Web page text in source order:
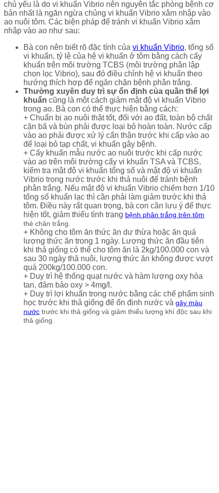
chủ yếu là do vi khuẩn Vibrio nên nguyên tắc phòng bệnh cơ
bản nhất là ngăn ngừa chủng vi khuẩn Vibrio xâm nhập vào
ao nuôi tôm. Các biện pháp để tránh vi khuẩn Vibrio xâm
nhập vào ao như sau:
Bà con nên biết rõ đặc tính của vi khuẩn Vibrio, tổng số
vi khuẩn, tỷ lệ của hệ vi khuẩn ở tôm bằng cách cấy
khuẩn trên môi trường TCBS (môi trường phân lập
chọn lọc Vibrio), sau đó điều chỉnh hệ vi khuẩn theo
hướng thích hợp để ngăn chặn bệnh phân trắng.
Thường xuyên duy trì sự ổn định của quần thể lợi
khuẩn cũng là một cách giảm mật độ vi khuẩn Vibrio
trong ao. Bà con có thể thực hiện bằng cách:
+ Chuẩn bị ao nuôi thật tốt, đối với ao đất, toàn bộ chất
cặn bã và bùn phải được loại bỏ hoàn toàn. Nước cấp
vào ao phải được xử lý cẩn thận trước khi cấp vào ao
để loại bỏ tạp chất, vi khuẩn gây bệnh.
+ Cấy khuẩn mẫu nước ao nuôi trước khi cấp nước
vào ao trên môi trường cấy vi khuẩn TSA và TCBS,
kiểm tra mật độ vi khuẩn tổng số và mật độ vi khuẩn
Vibrio trong nước trước khi thả nuôi để tránh bệnh
phân trắng. Nếu mật độ vi khuẩn Vibrio chiếm hơn 1/10
tổng số khuẩn lạc thì cần phải làm giảm trước khi thả
tôm. Điều này rất quan trọng, bà con cần lưu ý để thực
hiện tốt, giảm thiểu tình trạng bệnh phân trắng trên tôm
thẻ chân trắng.
+ Không cho tôm ăn thức ăn dư thừa hoặc ăn quá
lượng thức ăn trong 1 ngày. Lượng thức ăn đầu tiên
khi thả giống có thể cho tôm ăn là 2kg/100.000 con và
sau 30 ngày thả nuôi, lượng thức ăn không được vượt
quá 200kg/100.000 con.
+ Duy trì hệ thống quạt nước và hàm lượng oxy hòa
tan, đảm bảo oxy > 4mg/l.
+ Duy trì lợi khuẩn trong nước bằng các chế phẩm sinh
học trước khi thả giống để ổn định nước và gây màu
nước trước khi thả giống và giảm thiểu lượng khí độc sau khi
thả giống.